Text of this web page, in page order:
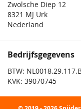
Zwolsche Diep 12
8321 MJ Urk
Nederland
Bedrijfsgegevens
BTW:
KVK: 39070745